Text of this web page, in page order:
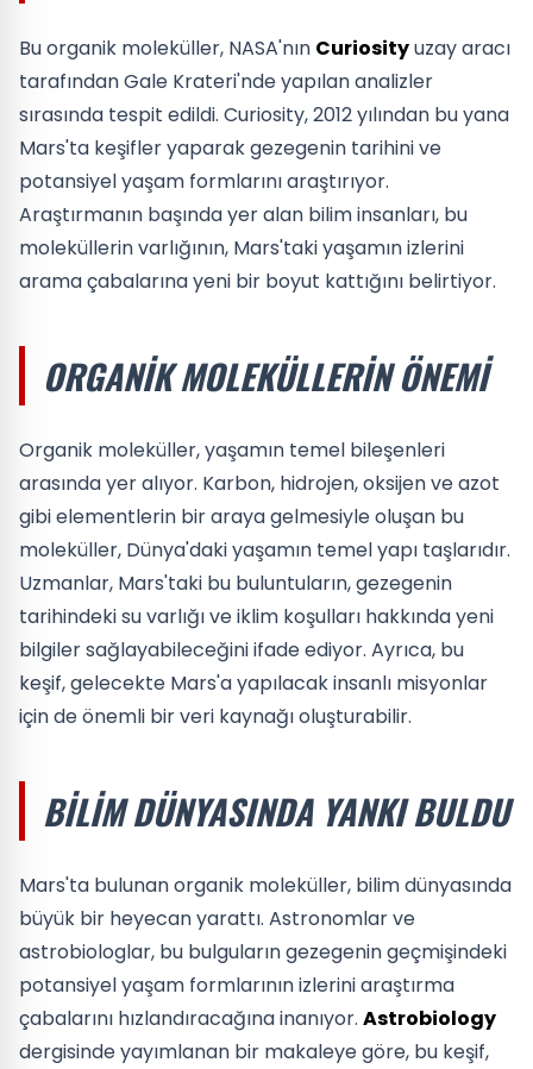
Bu organik moleküller, NASA'nın Curiosityuzay aracı
tarafından Gale Krateri'nde yapılan analizler
sırasında tespit edildi. Curiosity, 2012 yılından bu yana
Mars'ta keşifler yaparak gezegenin tarihini ve
potansiyel yaşam formlarını araştırıyor.
Araştırmanın başında yer alan bilim insanları, bu
moleküllerin varlığının, Mars'taki yaşamın izlerini
arama çabalarına yeni bir boyut kattığını belirtiyor.
ORGANIK MOLEKÜLLERIN ÖNEMI
Organik moleküller, yaşamın temel bileşenleri
arasında yer alıyor. Karbon, hidrojen, oksijen ve azot
gibi elementlerin bir araya gelmesiyle oluşan bu
moleküller, Dünya'daki yaşamın temel yapı taşlarıdır.
Uzmanlar, Mars'taki bu buluntuların, gezegenin
tarihindeki su varlığı ve iklim koşulları hakkında yeni
bilgiler sağlayabileceğini ifade ediyor. Ayrıca, bu
keşif, gelecekte Mars'a yapılacak insanlı misyonlar
için de önemli bir veri kaynağı oluşturabilir.
BILIM DÜNYASINDA YANKI BULDU
Mars'ta bulunan organik moleküller, bilim dünyasında
büyük bir heyecan yarattı. Astronomlar ve
astrobiologlar, bu bulguların gezegenin geçmişindeki
potansiyel yaşam formlarının izlerini araştırma
çabalarını hızlandıracağına inanıyor. Astrobiology
dergisinde yayımlanan bir makaleye göre, bu keşif,